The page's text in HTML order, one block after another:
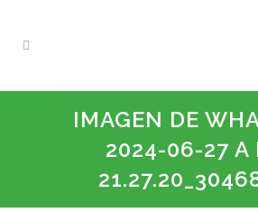
IMAGEN DE
2024-06-27 A